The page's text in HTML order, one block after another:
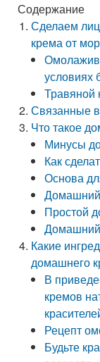
Содержание
Сделаем
крема от
условиях
Травяной
Связанные
Что такое
Минусы
Как
Основа
Простой
Какие
домашнего
В
кремов
Рецепт
Будьте